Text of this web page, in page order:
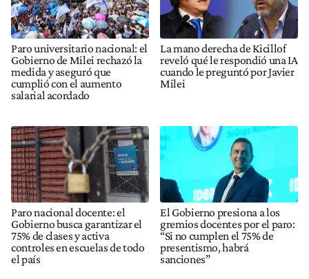
Paro universitario nacional: el
Gobierno de Milei rechazó la
medida y aseguró que
cumplió con el aumento
salarial acordado
La mano derecha de Kicillof
reveló qué le respondió una IA
cuando le preguntó por Javier
Milei
Paro nacional docente: el
Gobierno busca garantizar el
75% de clases y activa
controles en escuelas de todo
el país
El Gobierno presiona a los
gremios docentes por el paro:
“Si no cumplen el 75% de
presentismo, habrá
sanciones”